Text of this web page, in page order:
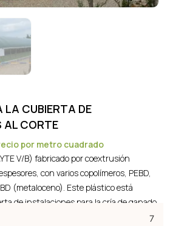
CUBIERTA DE
AL CORTE
por metro cuadrado
V/B) fabricado por coextrusión
con varios copolímeros, PEBD,
(metaloceno). Este plástico está
de instalaciones para la cría de ganado.
ESPESOR GALGA 1000
7